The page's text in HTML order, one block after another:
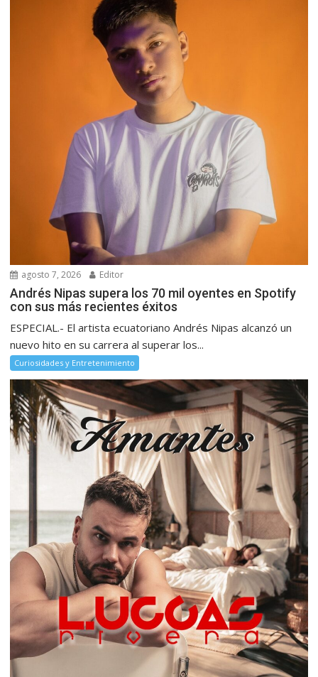
agosto 7, 2026 Editor
Andrés Nipas supera los 70 mil oyentes en Spotify
con sus más recientes éxitos
ESPECIAL.- El artista ecuatoriano Andrés Nipas alcanzó un
nuevo hito en su carrera al superar los...
Curiosidades y Entretenimiento